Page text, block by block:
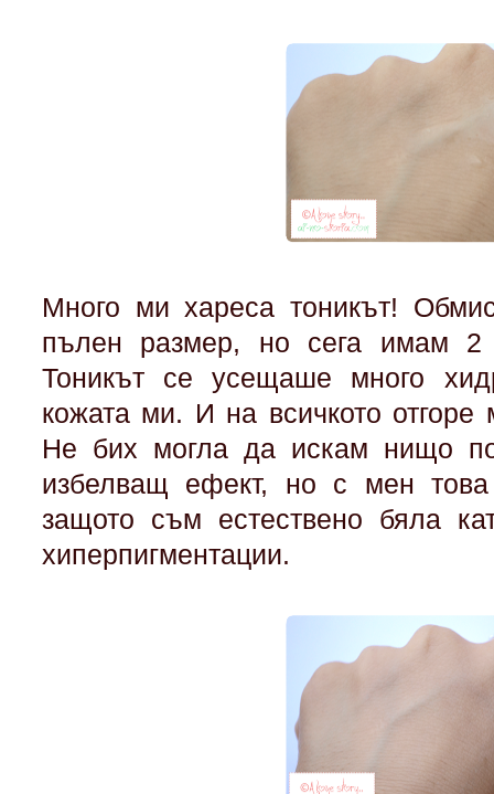
Много ми хареса тоникът!
пълен размер, но сега имам 2
Тоникът се усещаше много
кожата ми. И на всичкото
Не бих могла да искам нищо
избелващ ефект, но с мен
защото съм естествено бяла
хиперпигментации.